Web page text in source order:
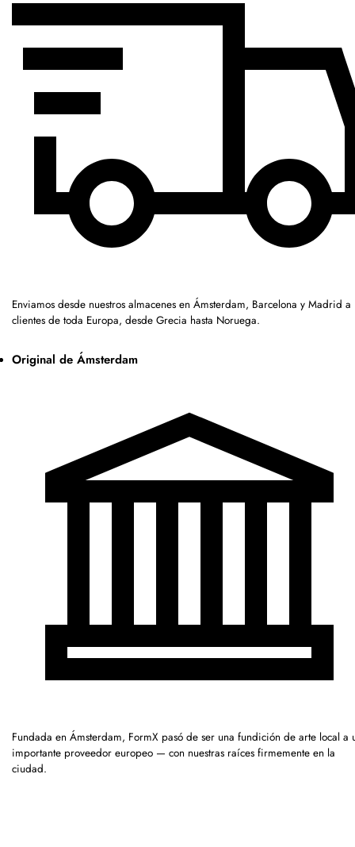
Enviamos desde nuestros almacenes en Ámsterdam, Barcelona y Madrid a
clientes de toda Europa, desde Grecia hasta Noruega.
Original de Ámsterdam
Fundada en Ámsterdam, FormX pasó de ser una fundición de arte local a
importante proveedor europeo — con nuestras raíces firmemente en la
ciudad.